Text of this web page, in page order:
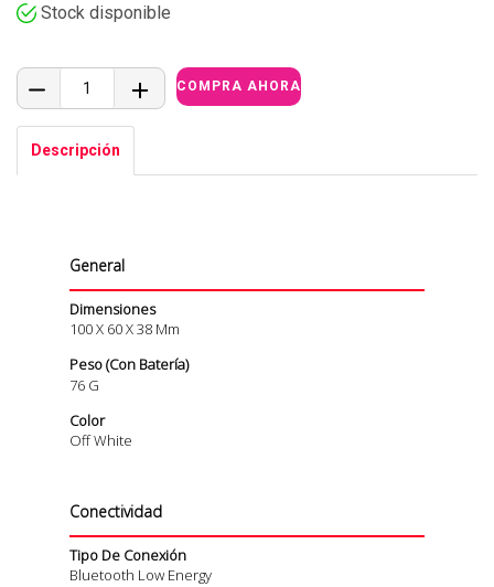
Stock disponible
Descripción
General
Dimensiones
100 X 60 X 38 Mm
Peso (con Batería)
76 G
Color
Off White
Conectividad
Tipo De Conexión
Bluetooth Low Energy